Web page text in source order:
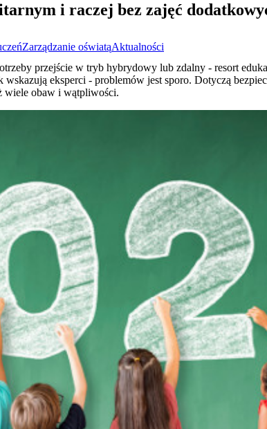
i raczej bez zajęć
Zarządzanie oświatąAktualności
przejście w tryb hybrydowy lub zdalny - resort
wskazują eksperci - problemów jest sporo. Dotyczą
wiele obaw i wątpliwości.